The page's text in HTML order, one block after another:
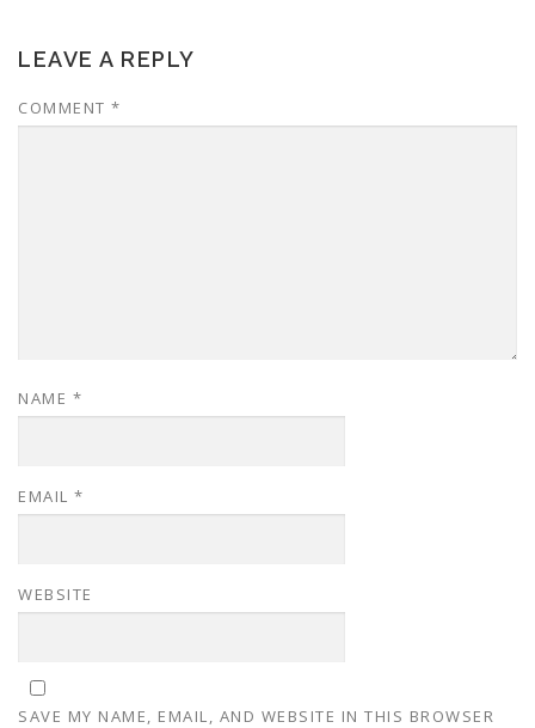
LEAVE A REPLY
COMMENT *
NAME *
EMAIL *
WEBSITE
SAVE MY NAME, EMAIL, AND WEBSITE IN THIS BROWSER